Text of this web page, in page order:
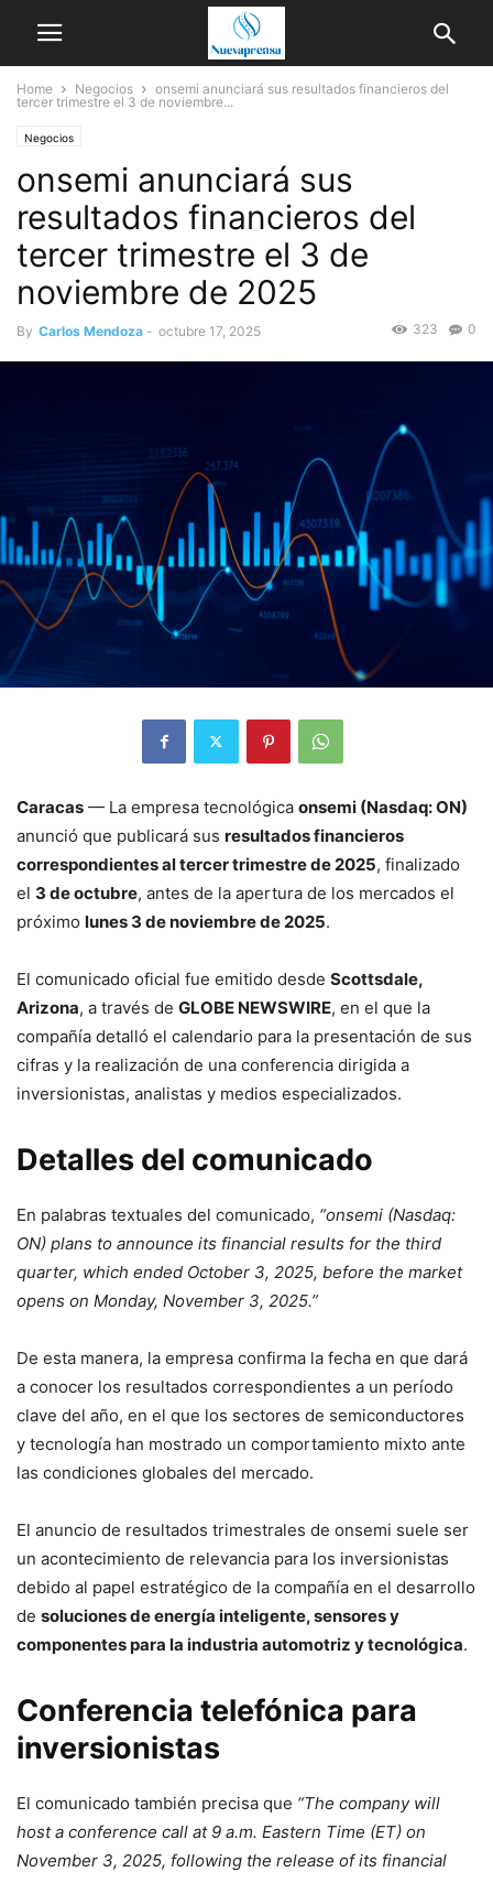
Home Negocios
onsemi anunciará sus resultados financieros del
tercer trimestre el 3 de noviembre...
Negocios
onsemi anunciará sus
resultados financieros del
tercer trimestre el 3 de
noviembre de 2025
By Carlos Mendoza - octubre 17, 2025 0
323
Caracas — La empresa tecnológica onsemi (Nasdaq: ON)
anunció que publicará sus resultados financieros
correspondientes al tercer trimestre de 2025, finalizado
el 3 de octubre, antes de la apertura de los mercados el
próximo lunes 3 de noviembre de 2025.
El comunicado oficial fue emitido desde Scottsdale,
Arizona, a través de GLOBE NEWSWIRE, en el que la
compañía detalló el calendario para la presentación de sus
cifras y la realización de una conferencia dirigida a
inversionistas, analistas y medios especializados.
Detalles del comunicado
En palabras textuales del comunicado, “onsemi (Nasdaq:
ON) plans to announce its financial results for the third
quarter, which ended October 3, 2025, before the market
opens on Monday, November 3, 2025.”
De esta manera, la empresa confirma la fecha en que dará
a conocer los resultados correspondientes a un período
clave del año, en el que los sectores de semiconductores
y tecnología han mostrado un comportamiento mixto ante
las condiciones globales del mercado.
El anuncio de resultados trimestrales de onsemi suele ser
un acontecimiento de relevancia para los inversionistas
debido al papel estratégico de la compañía en el desarrollo
de soluciones de energía inteligente, sensores y
componentes para la industria automotriz y tecnológica.
Conferencia telefónica para
inversionistas
El comunicado también precisa que “The company will
host a conference call at 9 a.m. Eastern Time (ET) on
November 3, 2025, following the release of its financial